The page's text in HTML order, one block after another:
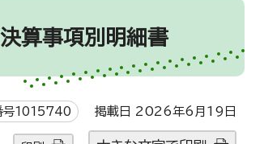
算事項別明細書
号1015740 掲載日 2026年6月19日